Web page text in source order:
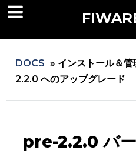
DOCS » インストール＆
2.2.0 へのアップグレード
pre-2.2.0 バ